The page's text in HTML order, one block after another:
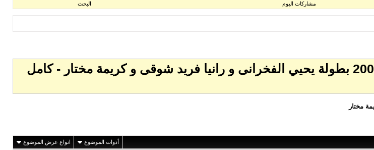
مشاركات اليوم البحث
تحميل مسلسل يتربى فى عزو مسلسل يتربى فى عزو 2007 بطولة يحيي الفخرانى و رانيا فريد شوقى و كريمة مختار - كامل
أدوات الموضوع انواع عرض الموضوع